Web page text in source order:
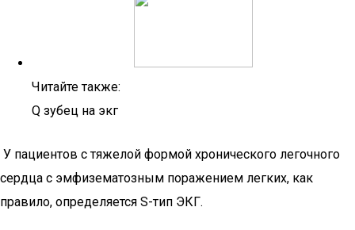
Читайте также:
Q зубец на экг
У пациентов с тяжелой формой хронического легочного
сердца с эмфизематозным поражением легких, как
правило, определяется S-тип ЭКГ.